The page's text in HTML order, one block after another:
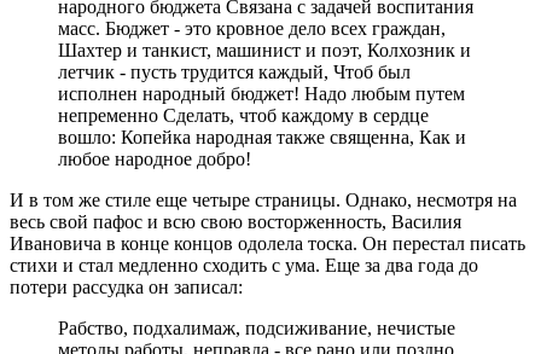
народного бюджета Связана с задачей воспитания
масс. Бюджет - это кровное дело всех граждан,
Шахтер и танкист, машинист и поэт, Колхозник и
летчик - пусть трудится каждый, Чтоб был
исполнен народный бюджет! Надо любым путем
непременно Сделать, чтоб каждому в сердце
вошло: Копейка народная также священна, Как и
любое народное добро!
И в том же стиле еще четыре страницы. Однако, несмотря на
весь свой пафос и всю свою восторженность, Василия
Ивановича в конце концов одолела тоска. Он перестал писать
стихи и стал медленно сходить с ума. Еще за два года до
потери рассудка он записал:
Рабство, подхалимаж, подсиживание, нечистые
методы работы, неправда - все рано или поздно